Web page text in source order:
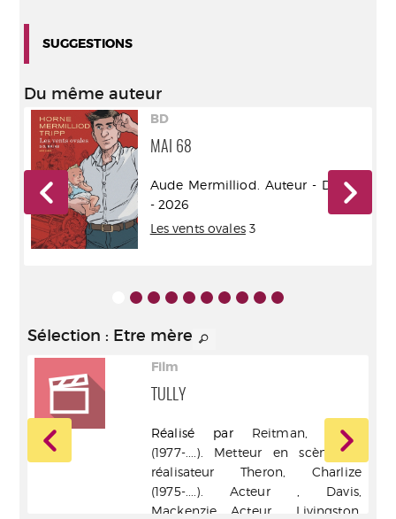
SUGGESTIONS
Du même auteur
BD
MAI 68
Aude Mermilliod. Auteur - Dupuis
- 2026
Les vents ovales3
Sélection : Etre mère
Film
TULLY
Réalisé par Reitman, Jason
(1977-....). Metteur en scène ou
réalisateur
Theron, Charlize
(1975-....). Acteur, Davis,
Mackenzie. Acteur, Livingston,